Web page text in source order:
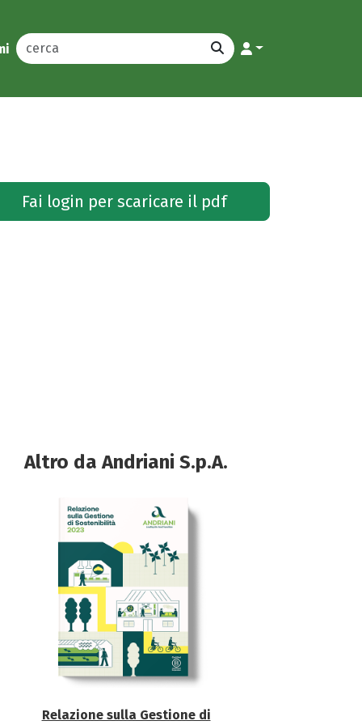
Fai login per scaricare il pdf
Altro da Andriani S.p.A.
Relazione sulla Gestione di